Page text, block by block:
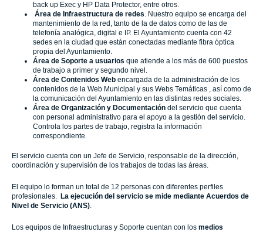
back up Exec y HP Data Protector, entre otros.
Área de Infraestructura de redes. Nuestro equipo se encarga del
mantenimiento de la red, tanto de la de datos como de las de
telefonía analógica, digital e IP. El Ayuntamiento cuenta con 42
sedes en la ciudad que están conectadas mediante fibra óptica
propia del Ayuntamiento.
Área de Soporte a usuarios que atiende a los más de 600 puestos
de trabajo a primer y segundo nivel.
Área de Contenidos Web encargada de la administración de los
contenidos de la Web Municipal y sus Webs Temáticas , así como de
la comunicación del Ayuntamiento en las distintas redes sociales.
Área de Organización y Documentación del servicio que cuenta
con personal administrativo para el apoyo a la gestión del servicio.
Controla los partes de trabajo, registra la información
correspondiente.
El servicio cuenta con un Jefe de Servicio, responsable de la dirección,
coordinación y supervisión de los trabajos de todas las áreas.
El equipo lo forman un total de 12 personas con diferentes perfiles
profesionales. La ejecución del servicio se mide mediante Acuerdos de
Nivel de Servicio (ANS).
Los equipos de Infraestructuras y Soporte cuentan con los medios